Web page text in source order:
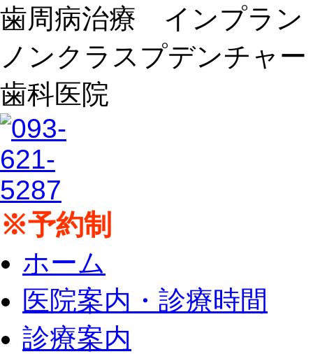
歯周病治療 インプラ
ノンクラスプデンチャ
歯科医院
※予約制
ホーム
医院案内・診療時間
診療案内